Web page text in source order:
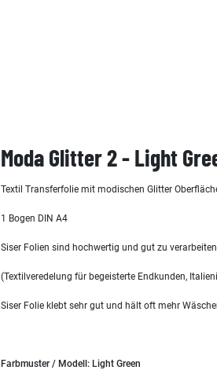
Moda Glitter 2 - Light
Textil Transferfolie mit modischen Glitter
1 Bogen DIN A4
Siser Folien sind hochwertig und gut zu
(Textilveredelung für begeisterte Endkunden,
Siser Folie klebt sehr gut und hält oft mehr
Farbmuster / Modell: Light Green